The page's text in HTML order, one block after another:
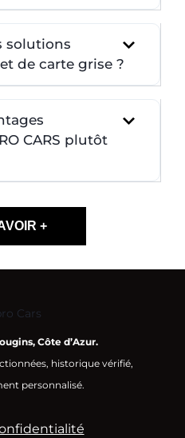
solutions
de carte grise ?
CARS plutôt
+
Côte d’Azur.
historique vérifié,
personnalisé.